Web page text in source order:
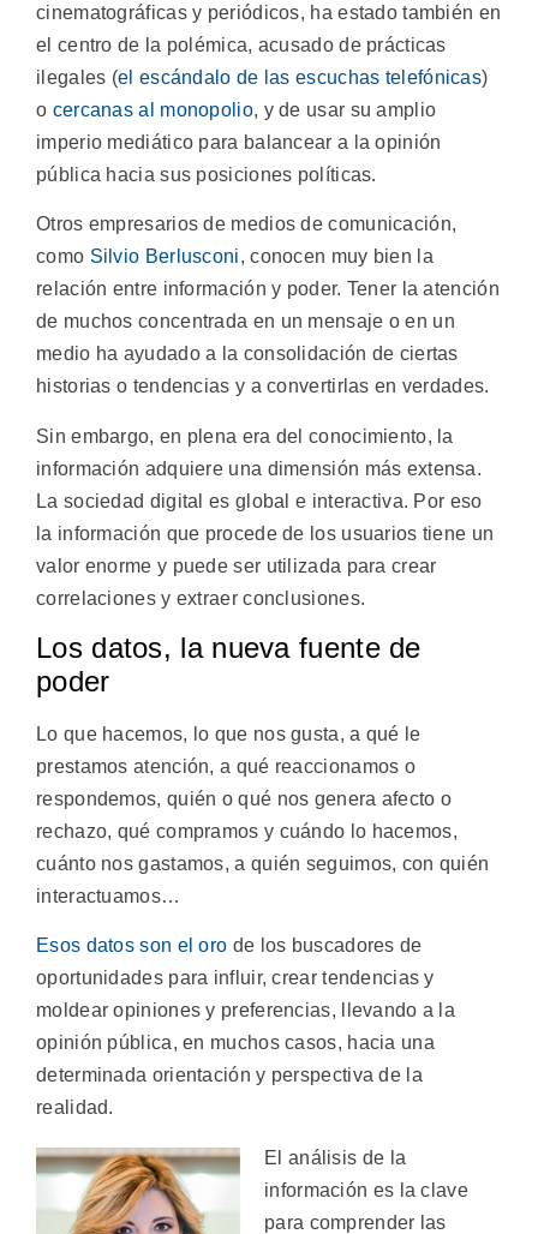
cinematográficas y periódicos, ha estado también en
el centro de la polémica, acusado de prácticas
ilegales (el escándalo de las escuchas telefónicas)
o cercanas al monopolio, y de usar su amplio
imperio mediático para balancear a la opinión
pública hacia sus posiciones políticas.
Otros empresarios de medios de comunicación,
como Silvio Berlusconi, conocen muy bien la
relación entre información y poder. Tener la atención
de muchos concentrada en un mensaje o en un
medio ha ayudado a la consolidación de ciertas
historias o tendencias y a convertirlas en verdades.
Sin embargo, en plena era del conocimiento, la
información adquiere una dimensión más extensa.
La sociedad digital es global e interactiva. Por eso
la información que procede de los usuarios tiene un
valor enorme y puede ser utilizada para crear
correlaciones y extraer conclusiones.
Los datos, la nueva fuente de
poder
Lo que hacemos, lo que nos gusta, a qué le
prestamos atención, a qué reaccionamos o
respondemos, quién o qué nos genera afecto o
rechazo, qué compramos y cuándo lo hacemos,
cuánto nos gastamos, a quién seguimos, con quién
interactuamos…
Esos datos son el oro de los buscadores de
oportunidades para influir, crear tendencias y
moldear opiniones y preferencias, llevando a la
opinión pública, en muchos casos, hacia una
determinada orientación y perspectiva de la
realidad.
El análisis de la
información es la clave
para comprender las